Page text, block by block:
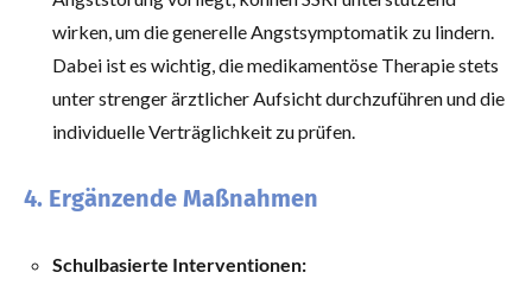
wirken, um die generelle Angstsymptomatik zu lindern.
Dabei ist es wichtig, die medikamentöse Therapie stets
unter strenger ärztlicher Aufsicht durchzuführen und die
individuelle Verträglichkeit zu prüfen.
4. Ergänzende Maßnahmen
Schulbasierte Interventionen: